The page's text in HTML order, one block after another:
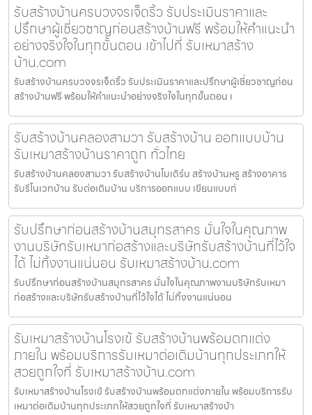
รับสร้างบ้านครบวงจรเจ็ดริ้ว รับประเมินราคาและ
ปรึกษาผู้เชี่ยวชาญก่อนสร้างบ้านฟรี พร้อมให้คำแนะนำ
อย่างจริงใจในทุกขั้นตอน เข้าไปที่ รับเหมาสร้าง
บ้าน.com
รับสร้างบ้านครบวงจรเจ็ดริ้ว รับประเมินราคาและปรึกษาผู้เชี่ยวชาญก่อน
สร้างบ้านฟรี พร้อมให้คำแนะนำอย่างจริงใจในทุกขั้นตอน เ
รับสร้างบ้านคลองสามวา รับสร้างบ้าน ออกแบบบ้าน
รับเหมาสร้างบ้านราคาถูก ทั่วไทย
รับสร้างบ้านคลองสามวา รับสร้างบ้านโมเดิร์น สร้างบ้านหรู สร้างอาคาร
รับรีโนเวทบ้าน รับต่อเติมบ้าน บริการออกแบบ เขียนแบบก่
รับปรึกษาก่อนสร้างบ้านสมุทรสาคร มั่นใจในคุณภาพ
งานบริษัทรับเหมาก่อสร้างและบริษัทรับสร้างบ้านที่ไว้ใจ
ได้ ไม่ทิ้งงานแน่นอน รับเหมาสร้างบ้าน.com
รับปรึกษาก่อนสร้างบ้านสมุทรสาคร มั่นใจในคุณภาพงานบริษัทรับเหมา
ก่อสร้างและบริษัทรับสร้างบ้านที่ไว้ใจได้ ไม่ทิ้งงานแน่นอน
รับเหมาสร้างบ้านโรงเข้ รับสร้างบ้านพร้อมตกแต่ง
ภายใน พร้อมบริการรับเหมาต่อเติมบ้านทุกประเภทให้
สวยถูกใจที่ รับเหมาสร้างบ้าน.com
รับเหมาสร้างบ้านโรงเข้ รับสร้างบ้านพร้อมตกแต่งภายใน พร้อมบริการรับ
เหมาต่อเติมบ้านทุกประเภทให้สวยถูกใจที่ รับเหมาสร้างบ้า